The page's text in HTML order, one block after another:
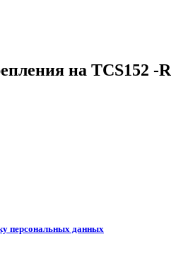
на TCS152 -R
персональных данных